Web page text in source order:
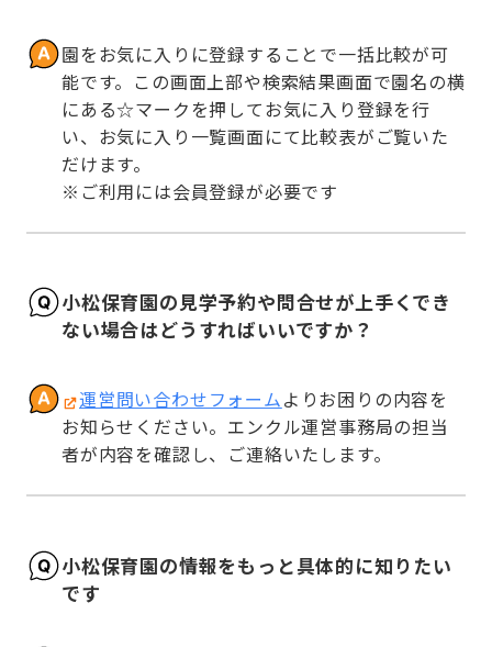
園をお気に入りに登録することで一括比較が可
能です。この画面上部や検索結果画面で園名の横
にある☆マークを押してお気に入り登録を行
い、お気に入り一覧画面にて比較表がご覧いた
だけます。
※ご利用には会員登録が必要です
小松保育園の見学予約や問合せが上手くでき
ない場合はどうすればいいですか？
運営問い合わせフォームよりお困りの内容を
お知らせください。エンクル運営事務局の担当
者が内容を確認し、ご連絡いたします。
小松保育園の情報をもっと具体的に知りたい
です